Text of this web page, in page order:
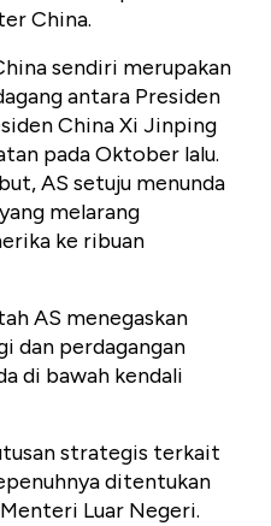
China.
sendiri merupakan
antara Presiden
China Xi Jinping
pada Oktober lalu.
AS setuju menunda
melarang
ke ribuan
AS menegaskan
dan perdagangan
di bawah kendali
strategis terkait
ditentukan
Luar Negeri.